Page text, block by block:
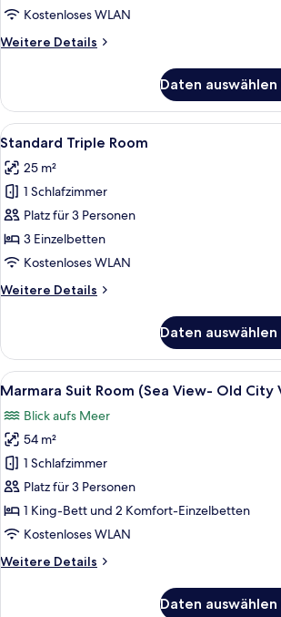
Kostenloses WLAN
Weitere Details
Weitere
Double
Room
Daten
Alle
Fotos
für
Standard
Triple
Room
anzeigen
Ein
5
Standard Triple Room
25 m²
1 Schlafzimmer
Platz für 3 Personen
3 Einzelbetten
Kostenloses WLAN
Weitere Details
Weitere
Triple
Room
Daten
Alle
Fotos
für
Marmara
Suit
Room
(Sea
View-
City
Ein
4
Marmara Suit Room (Sea View- Old City
Blick aufs Meer
54 m²
1 Schlafzimmer
Platz für 3 Personen
1 King-Bett und 2 Komfort-Einzelbetten
Kostenloses WLAN
Weitere Details
Weitere
Daten